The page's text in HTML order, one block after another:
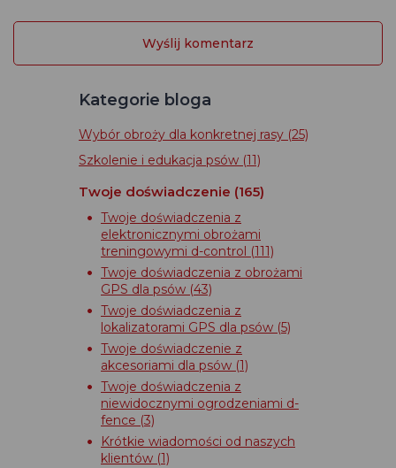
Kategorie bloga
Wybór obroży dla konkretnej rasy (25)
Szkolenie i edukacja psów (11)
Twoje doświadczenie (165)
Twoje doświadczenia z
elektronicznymi obrożami
treningowymi d-control (111)
Twoje doświadczenia z obrożami
GPS dla psów (43)
Twoje doświadczenia z
lokalizatorami GPS dla psów (5)
Twoje doświadczenie z
akcesoriami dla psów (1)
Twoje doświadczenia z
niewidocznymi ogrodzeniami d-
fence (3)
Krótkie wiadomości od naszych
klientów (1)